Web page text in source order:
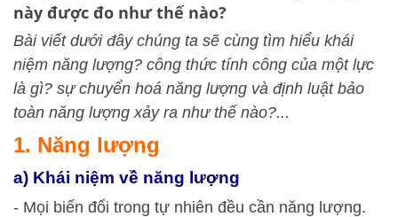
này được đo như thế nào?
Bài viết dưới đây chúng ta sẽ cùng tìm hiểu khái
niệm năng lượng? công thức tính công của một lực
là gì? sự chuyển hoá năng lượng và định luật bảo
toàn năng lượng xảy ra như thế nào?...
1. Năng lượng
a) Khái niệm về năng lượng
- Mọi biến đổi trong tự nhiên đều cần năng lượng.